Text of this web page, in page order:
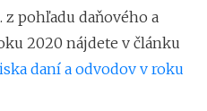
z pohľadu daňového a
2020 nájdete v článku
daní a odvodov v roku